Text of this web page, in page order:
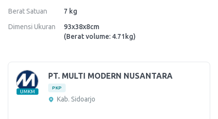
Berat Satuan
7 kg
Dimensi Ukuran
93x38x8cm
(Berat volume: 4.71kg)
UMKM
PT. MULTI MODERN NUSANTARA
PKP
Kab. Sidoarjo